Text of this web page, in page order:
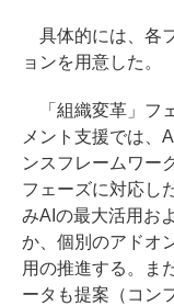
具体的には、各
ョンを用意した。
「組織変革」フ
メント支援では、
ンスフレームワー
フェーズに対応し
みAIの最大活用お
か、個別のアドオ
用の推進する。ま
ータも提案（コン